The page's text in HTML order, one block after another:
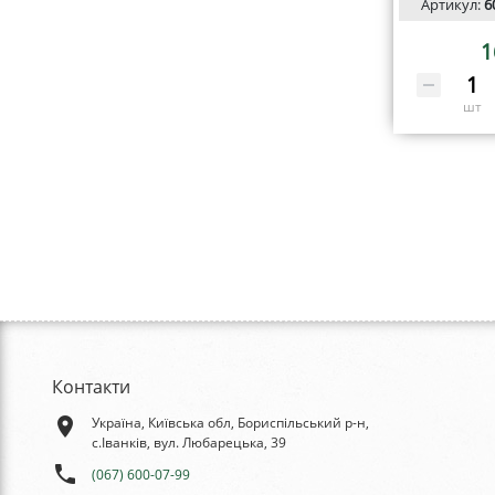
Артикул:
шт
Контакти
place
Україна, Київська обл, Бориспільський р-н,
с.Іванків, вул. Любарецька, 39
phone
(067) 600-07-99